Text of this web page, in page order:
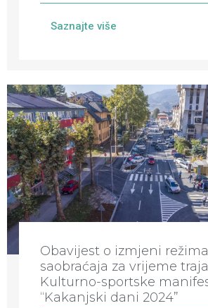
Saznajte više
Obavijest o izmjeni režima
saobraćaja za vrijeme
Kulturno-sportske
“Kakanjski dani 2024”